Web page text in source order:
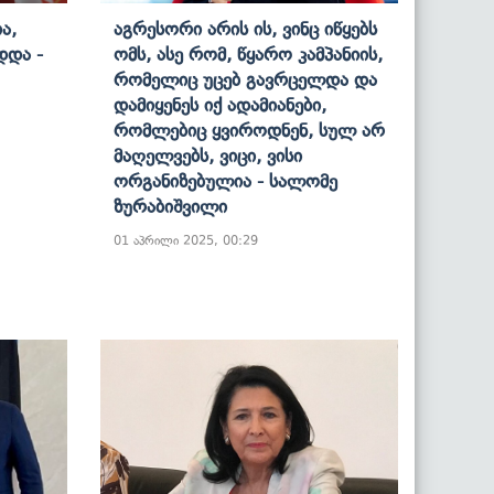
-
Აგრესორი Არის Ის, Ვინც Იწყებს
Ომს, Ასე Რომ, Წყარო Კამპანიის,
Რომელიც Უცებ Გავრცელდა Და
Დამიყენეს Იქ Ადამიანები,
Რომლებიც Ყვიროდნენ, Სულ Არ
Მაღელვებს, Ვიცი, Ვისი
Ორგანიზებულია - Სალომე
Ზურაბიშვილი
01 აპრილი 2025, 00:29